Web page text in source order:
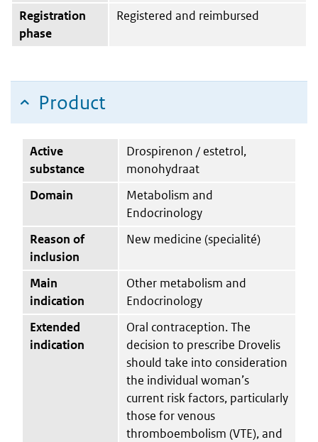
Registration
phase
Registered and reimbursed
Product
Active
substance
Drospirenon / estetrol,
monohydraat
Domain
Metabolism and
Endocrinology
Reason of
inclusion
New medicine (specialité)
Main
indication
Other metabolism and
Endocrinology
Extended
indication
Oral contraception. The
decision to prescribe Drovelis
should take into consideration
the individual woman’s
current risk factors, particularly
those for venous
thromboembolism (VTE), and